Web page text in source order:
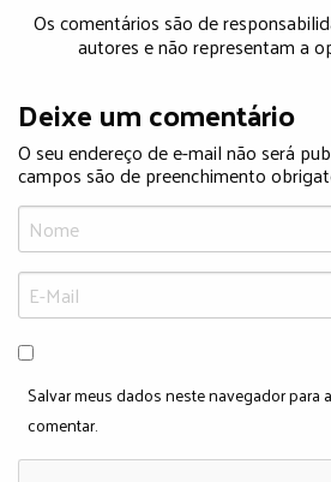
Os comentários são de
autores e não representam a
Deixe um comentário
O seu endereço de e-mail não será
campos são de preenchimento
Salvar meus dados neste navegador para
comentar.